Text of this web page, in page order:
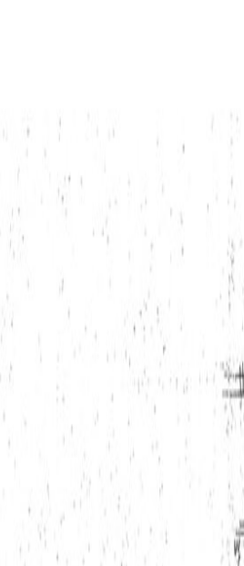
en heeft een houten vloer en
tot de keuken. De keuken heeft
met een houten vloer.
wastafel in meubel en een toilet.
vanuit de hal.
en beplanting. Ook vindt u